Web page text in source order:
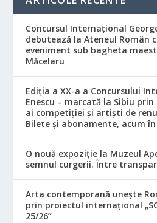
Concursul Internațional
debutează la Ateneul Român
eveniment sub bagheta
Măcelaru
Ediția a XX-a a Concursului
Enescu – marcată la Sibiu
ai competiției și artiști de
Bilete și abonamente, acum
O nouă expoziție la Muzeul
semnul curgerii. Între
Arta contemporană unește
prin proiectul internațional
25/26”